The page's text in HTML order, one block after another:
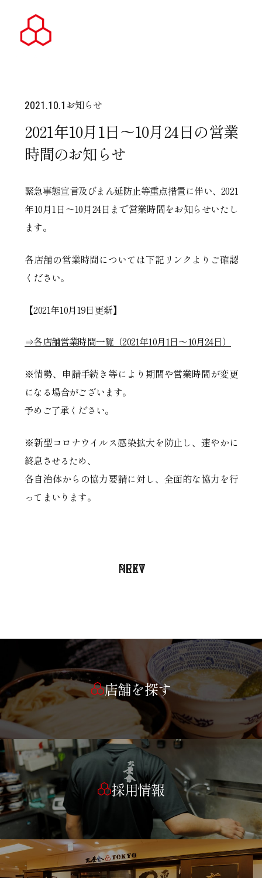
2021.10.1お知らせ
2021年10月1日～10月24日の営業
時間のお知らせ
緊急事態宣言及びまん延防止等重点措置に伴い、2021
年10月1日～10月24日まで営業時間をお知らせいたし
ます。
各店舗の営業時間については下記リンクよりご確認
ください。
【2021年10月19日更新】
⇒各店舗営業時間一覧（2021年10月1日～10月24日）
※情勢、申請手続き等により期間や営業時間が変更
になる場合がございます。
予めご了承ください。
※新型コロナウイルス感染拡大を防止し、速やかに
終息させるため、
各自治体からの協力要請に対し、全面的な協力を行
ってまいります。
PREV
NEXT
店舗を探す
採用情報